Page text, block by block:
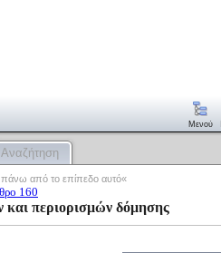
Μενού
Αναζήτηση